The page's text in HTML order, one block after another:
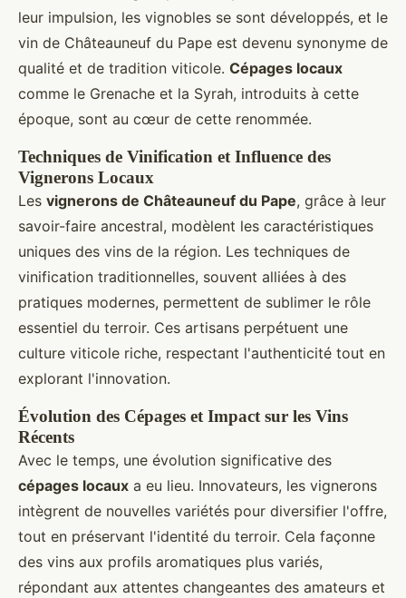
leur impulsion, les vignobles se sont développés, et le
vin de Châteauneuf du Pape est devenu synonyme de
qualité et de tradition viticole. Cépages locaux
comme le Grenache et la Syrah, introduits à cette
époque, sont au cœur de cette renommée.
Techniques de Vinification et Influence des
Vignerons Locaux
Les vignerons de Châteauneuf du Pape, grâce à leur
savoir-faire ancestral, modèlent les caractéristiques
uniques des vins de la région. Les techniques de
vinification traditionnelles, souvent alliées à des
pratiques modernes, permettent de sublimer le rôle
essentiel du terroir. Ces artisans perpétuent une
culture viticole riche, respectant l'authenticité tout en
explorant l'innovation.
Évolution des Cépages et Impact sur les Vins
Récents
Avec le temps, une évolution significative des
cépages locaux a eu lieu. Innovateurs, les vignerons
intègrent de nouvelles variétés pour diversifier l'offre,
tout en préservant l'identité du terroir. Cela façonne
des vins aux profils aromatiques plus variés,
répondant aux attentes changeantes des amateurs et